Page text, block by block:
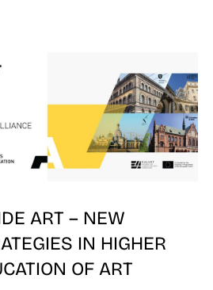
ART – NEW
IN HIGHER
OF ART